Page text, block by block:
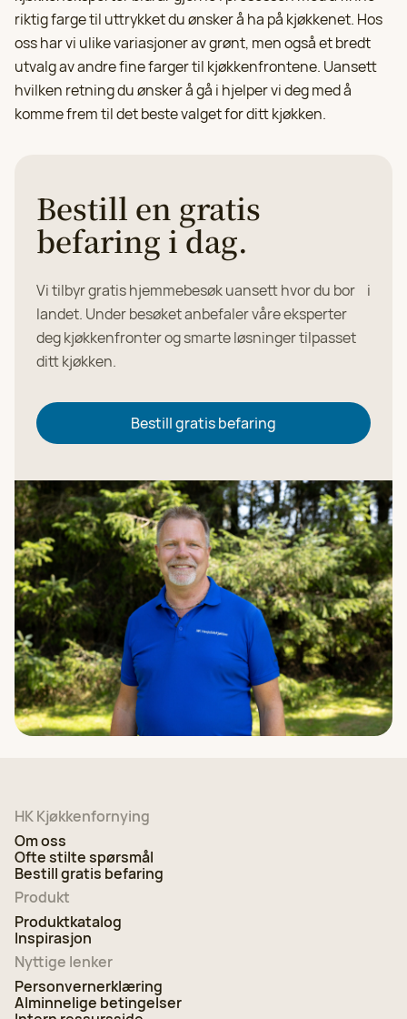
riktig farge til uttrykket du ønsker å ha på kjøkkenet. Hos
oss har vi ulike variasjoner av grønt, men også et bredt
utvalg av andre fine farger til kjøkkenfrontene. Uansett
hvilken retning du ønsker å gå i hjelper vi deg med å
komme frem til det beste valget for ditt kjøkken.
Bestill en gratis
befaring i dag.
Vi tilbyr gratis hjemmebesøk uansett hvor du bor i
landet. Under besøket anbefaler våre eksperter
deg kjøkkenfronter og smarte løsninger tilpasset
ditt kjøkken.
Bestill gratis befaring
HK Kjøkkenfornying
Om oss
Ofte stilte spørsmål
Bestill gratis befaring
Produkt
Produktkatalog
Inspirasjon
Nyttige lenker
Personvernerklæring
Alminnelige betingelser